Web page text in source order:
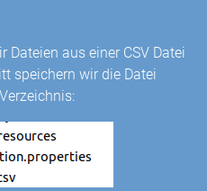
aus einer CSV Datei
speichern wir die Datei